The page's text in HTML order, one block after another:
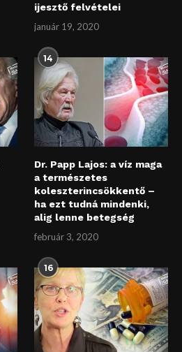
ijesztő felvételei
január 19, 2020
14
Dr. Papp Lajos: a víz maga
a természetes
koleszterincsökkentő –
ha ezt tudná mindenki,
alig lenne betegség
február 3, 2020
16